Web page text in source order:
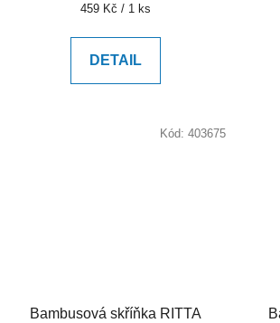
Měrná
459 Kč / 1 ks
DETAIL
Bambusová skříňka RITTA
Kód: 403675